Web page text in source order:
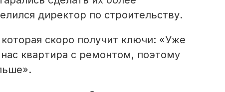
директор по строительству.
скоро получит ключи: «Уже
квартира с ремонтом, поэтому